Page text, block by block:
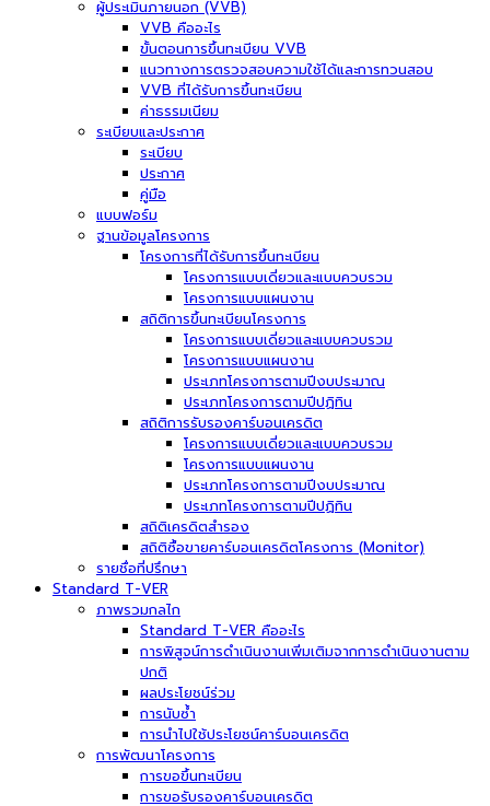
ผู้ประเมินภายนอก (VVB)
VVB คืออะไร
ขั้นตอนการขึ้นทะเบียน VVB
แนวทางการตรวจสอบความใช้ได้และการทวนสอบ
VVB ที่ได้รับการขึ้นทะเบียน
ค่าธรรมเนียม
ระเบียบและประกาศ
ระเบียบ
ประกาศ
คู่มือ
แบบฟอร์ม
ฐานข้อมูลโครงการ
โครงการที่ได้รับการขึ้นทะเบียน
โครงการแบบเดี่ยวและแบบควบรวม
โครงการแบบแผนงาน
สถิติการขึ้นทะเบียนโครงการ
โครงการแบบเดี่ยวและแบบควบรวม
โครงการแบบแผนงาน
ประเภทโครงการตามปีงบประมาณ
ประเภทโครงการตามปีปฏิทิน
สถิติการรับรองคาร์บอนเครดิต
โครงการแบบเดี่ยวและแบบควบรวม
โครงการแบบแผนงาน
ประเภทโครงการตามปีงบประมาณ
ประเภทโครงการตามปีปฏิทิน
สถิติเครดิตสำรอง
สถิติซื้อขายคาร์บอนเครดิตโครงการ (Monitor)
รายชื่อที่ปรึกษา
Standard T-VER
ภาพรวมกลไก
Standard T-VER คืออะไร
การพิสูจน์การดำเนินงานเพิ่มเติมจากการดำเนินงานตาม
ปกติ
ผลประโยชน์ร่วม
การนับซ้ำ
การนำไปใช้ประโยชน์คาร์บอนเครดิต
การพัฒนาโครงการ
การขอขึ้นทะเบียน
การขอรับรองคาร์บอนเครดิต